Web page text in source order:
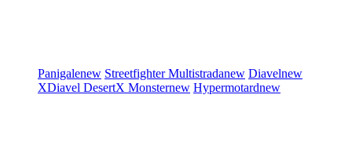
Panigalenew StreetfighterMultistradanew Diavelnew
XDiavel DesertX Monsternew Hypermotardnew